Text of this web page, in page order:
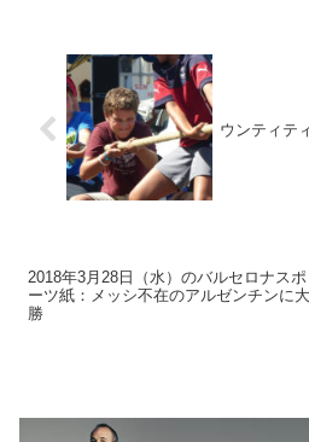
ウンティテ
2018年3月28日（水）のバルセロナスポ
ーツ紙：メッシ不在のアルゼンチンに大
勝